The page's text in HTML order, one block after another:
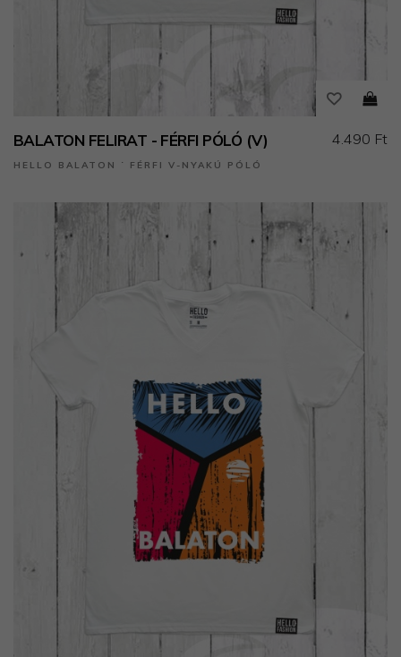
BALATON FELIRAT - FÉRFI PÓLÓ (V)
HELLO BALATON ˙ FÉRFI V-NYAKÚ PÓLÓ
4.490 Ft